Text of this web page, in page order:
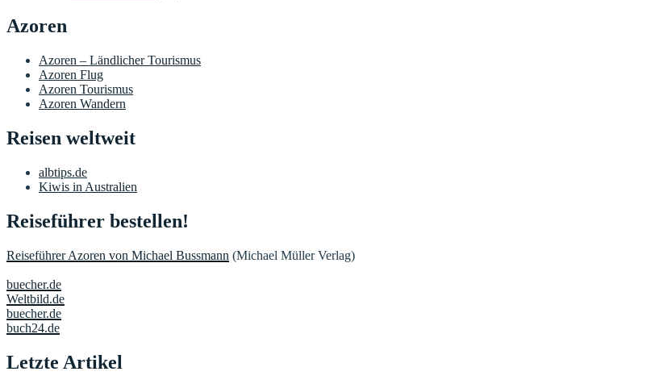
Azoren
Azoren – Ländlicher Tourismus
Azoren Flug
Azoren Tourismus
Azoren Wandern
Reisen weltweit
albtips.de
Kiwis in Australien
Reiseführer bestellen!
Reiseführer Azoren von Michael Bussmann (Michael Müller Verlag)
buecher.de
Weltbild.de
buecher.de
buch24.de
Letzte Artikel